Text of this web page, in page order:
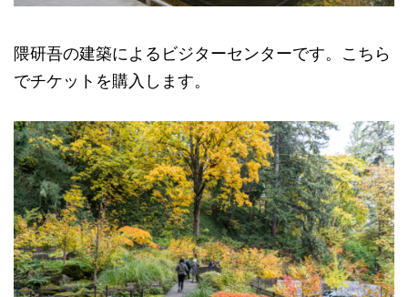
隈研吾の建築によるビジターセンターです。こちら
でチケットを購入します。